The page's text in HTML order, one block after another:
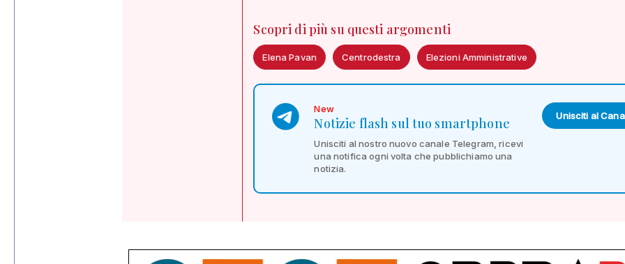
Scopri di più su questi argomenti
Elena Pavan Centrodestra Elezioni Amministrative
New
Notizie flash sul tuo smartphone
Unisciti al nostro nuovo canale Telegram, ricevi
una notifica ogni volta che pubblichiamo una
notizia.
Unisciti al